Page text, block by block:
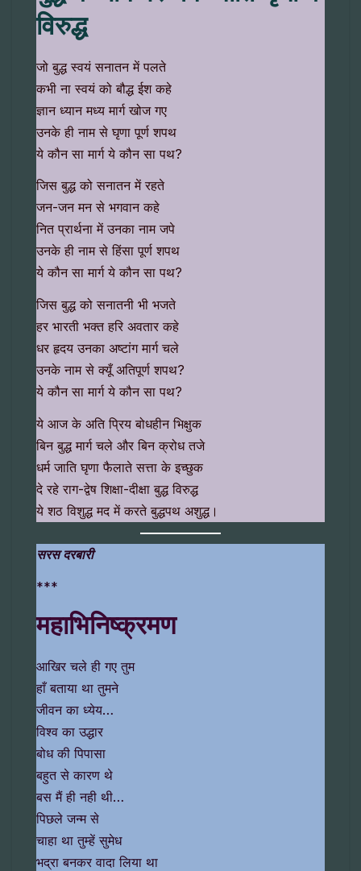
विरुद्ध
जो बुद्ध स्वयं सनातन में पलते
कभी ना स्वयं को बौद्ध ईश कहे
ज्ञान ध्यान मध्य मार्ग खोज गए
उनके ही नाम से घृणा पूर्ण शपथ
ये कौन सा मार्ग ये कौन सा पथ?
जिस बुद्ध को सनातन में रहते
जन-जन मन से भगवान कहे
नित प्रार्थना में उनका नाम जपे
उनके ही नाम से हिंसा पूर्ण शपथ
ये कौन सा मार्ग ये कौन सा पथ?
जिस बुद्ध को सनातनी भी भजते
हर भारती भक्त हरि अवतार कहे
धर हृदय उनका अष्टांग मार्ग चले
उनके नाम से क्यूँ अतिपूर्ण शपथ?
ये कौन सा मार्ग ये कौन सा पथ?
ये आज के अति प्रिय बोधहीन भिक्षुक
बिन बुद्ध मार्ग चले और बिन क्रोध तजे
धर्म जाति घृणा फैलाते सत्ता के इच्छुक
दे रहे राग-द्वेष शिक्षा-दीक्षा बुद्ध विरुद्ध
ये शठ विशुद्ध मद में करते बुद्धपथ अशुद्ध।
सरस दरबारी
***
महाभिनिष्क्रमण
आखिर चले ही गए तुम
हाँ बताया था तुमने
जीवन का ध्येय…
विश्व का उद्धार
बोध की पिपासा
बहुत से कारण थे
बस मैं ही नही थी…
पिछले जन्म से
चाहा था तुम्हें सुमेध
भद्रा बनकर वादा लिया था